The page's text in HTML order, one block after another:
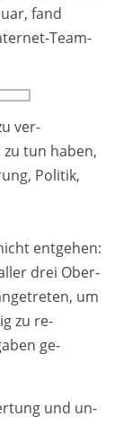
fand
­Team­
ver­
tun haben,
Politik,
ent­gehen:
drei Ober­
um
zu re­
ge­
und un­